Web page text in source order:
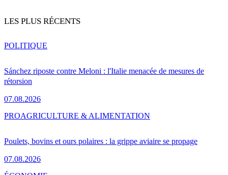
LES PLUS RÉCENTS
Sánchez riposte contre Meloni : l'Italie menacée de mesures de
rétorsion
07.08.2026
POLITIQUE
Poulets, bovins et ours polaires : la grippe aviaire se propage
07.08.2026
PROAGRICULTURE & ALIMENTATION